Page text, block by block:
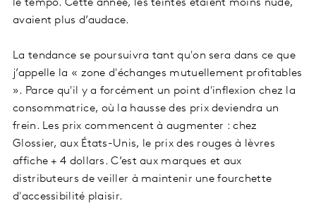
le tempo. Cette année, les teintes étaient moins nude,
avaient plus d’audace.
La tendance se poursuivra tant qu'on sera dans ce que
j’appelle la « zone d'échanges mutuellement profitables
». Parce qu'il y a forcément un point d'inflexion chez la
consommatrice, où la hausse des prix deviendra un
frein. Les prix commencent à augmenter : chez
Glossier, aux États-Unis, le prix des rouges à lèvres
affiche + 4 dollars. C’est aux marques et aux
distributeurs de veiller à maintenir une fourchette
d'accessibilité plaisir.